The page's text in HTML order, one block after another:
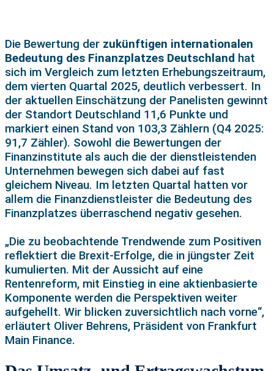
Die Bewertung der zukünftigen internationalen
Bedeutung des Finanzplatzes Deutschland hat
sich im Vergleich zum letzten Erhebungszeitraum,
dem vierten Quartal 2025, deutlich verbessert. In
der aktuellen Einschätzung der Panelisten gewinnt
der Standort Deutschland 11,6 Punkte und
markiert einen Stand von 103,3 Zählern (Q4 2025:
91,7 Zähler). Sowohl die Bewertungen der
Finanzinstitute als auch die der dienstleistenden
Unternehmen bewegen sich dabei auf fast
gleichem Niveau. Im letzten Quartal hatten vor
allem die Finanzdienstleister die Bedeutung des
Finanzplatzes überraschend negativ gesehen.
„Die zu beobachtende Trendwende zum Positiven
reflektiert die Brexit-Erfolge, die in jüngster Zeit
kumulierten. Mit der Aussicht auf eine
Rentenreform, mit Einstieg in eine aktienbasierte
Komponente werden die Perspektiven weiter
aufgehellt. Wir blicken zuversichtlich nach vorne“,
erläutert Oliver Behrens, Präsident von Frankfurt
Main Finance.